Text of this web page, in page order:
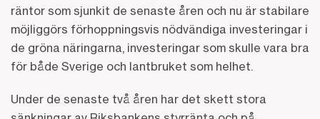
räntor som sjunkit de senaste åren och nu är stabilare
möjliggörs förhoppningsvis nödvändiga investeringar i
de gröna näringarna, investeringar som skulle vara bra
för både Sverige och lantbruket som helhet.
Under de senaste två åren har det skett stora